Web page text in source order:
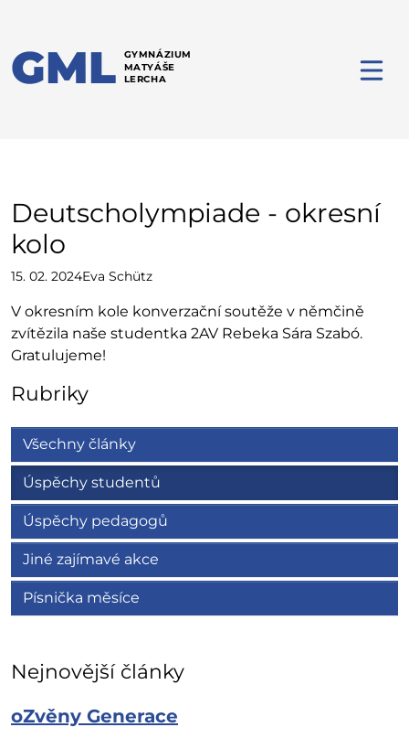
GML GYMNÁZIUM
MATYÁŠE
LERCHA
Deutscholympiade - okresní
kolo
15. 02. 2024Eva Schütz
V okresním kole konverzační soutěže v němčině
zvítězila naše studentka 2AV Rebeka Sára Szabó.
Gratulujeme!
Rubriky
Všechny články
Úspěchy studentů
Úspěchy pedagogů
Jiné zajímavé akce
Písnička měsíce
Nejnovější články
oZvěny Generace